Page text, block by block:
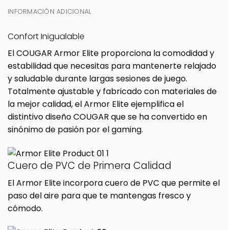
INFORMACIÓN ADICIONAL
Confort Inigualable
El COUGAR Armor Elite proporciona la comodidad y
estabilidad que necesitas para mantenerte relajado
y saludable durante largas sesiones de juego.
Totalmente ajustable y fabricado con materiales de
la mejor calidad, el Armor Elite ejemplifica el
distintivo diseño COUGAR que se ha convertido en
sinónimo de pasión por el gaming.
Cuero de PVC de Primera Calidad
El Armor Elite incorpora cuero de PVC que permite el
paso del aire para que te mantengas fresco y
cómodo.